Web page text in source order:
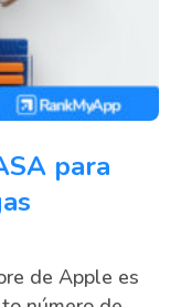
para
de Apple es